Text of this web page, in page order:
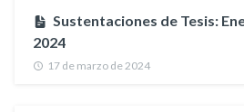
17 de marzo de 2024
Sustentaciones de Tesis:
2024